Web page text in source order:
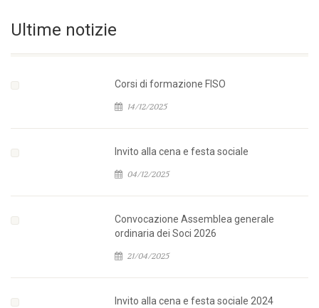
Ultime notizie
Corsi di formazione FISO
14/12/2025
Invito alla cena e festa sociale
04/12/2025
Convocazione Assemblea generale
ordinaria dei Soci 2026
21/04/2025
Invito alla cena e festa sociale 2024